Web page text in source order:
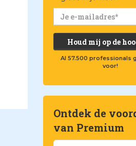
Houd mij op de
Al 57.500 professionals
voor!
Ontdek de
van Premium